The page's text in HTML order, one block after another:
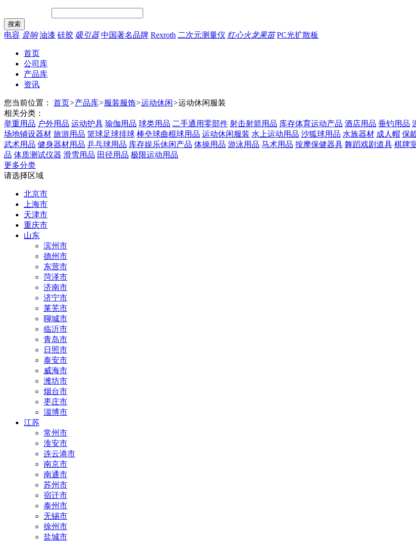
电容 音响 油漆 硅胶 吸引器 中国著名品牌 Rexroth 二次元测量仪 红心火龙果苗 PC光扩散板
首页
公司库
产品库
资讯
您当前位置： 首页>产品库>服装服饰>运动休闲>运动休闲服装
相关分类：
举重用品 户外用品 运动护具 瑜伽用品 球类用品 二手通用零部件 射击射箭用品 库存体育运动产品 酒店用品 垂钓用品
场地铺设器材 旅游用品 篮球足球排球 棒垒球曲棍球用品 运动休闲服装 水上运动用品 沙狐球用品 水族器材 成人帽 保
武术用品 健身器材用品 乒乓球用品 库存娱乐休闲产品 体操用品 游泳用品 马术用品 按摩保健器具 舞蹈戏剧道具 棋牌
品 体质测试仪器 滑雪用品 田径用品 极限运动用品
更多分类
请选择区域
北京市
上海市
天津市
重庆市
山东
滨州市
德州市
东营市
菏泽市
济南市
济宁市
莱芜市
聊城市
临沂市
青岛市
日照市
泰安市
威海市
潍坊市
烟台市
枣庄市
淄博市
江苏
常州市
淮安市
连云港市
南京市
南通市
苏州市
宿迁市
泰州市
无锡市
徐州市
盐城市